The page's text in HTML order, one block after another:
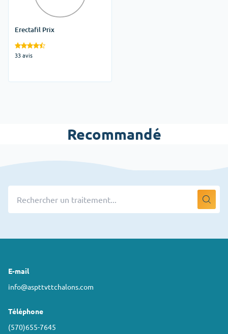
Erectafil Prix
33 avis
Recommandé
E-mail
info@aspttvttchalons.com
Téléphone
(570)655-7645